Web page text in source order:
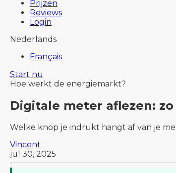
Prijzen
Reviews
Login
Nederlands
Français
Start nu
Hoe werkt de energiemarkt?
Digitale meter aflezen:
Welke knop je indrukt hangt af van je
Vincent
jul 30, 2025